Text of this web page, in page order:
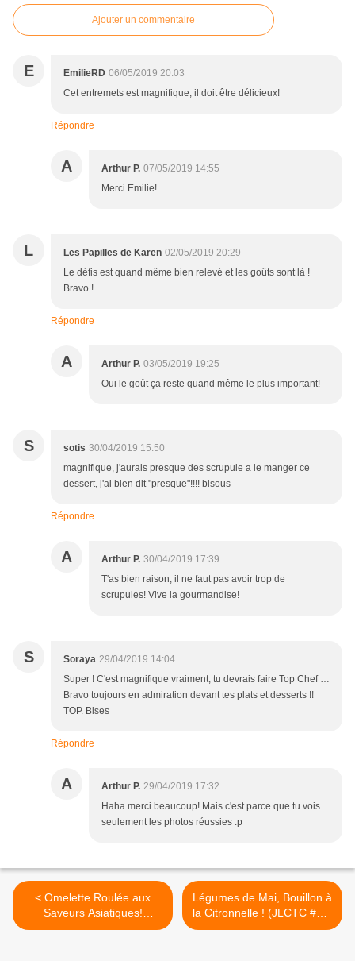
Ajouter un commentaire
E EmilieRD 06/05/2019 20:03
Cet entremets est magnifique, il doit être délicieux!
Répondre
A Arthur P. 07/05/2019 14:55
Merci Emilie!
L Les Papilles de Karen 02/05/2019 20:29
Le défis est quand même bien relevé et les goûts sont là !
Bravo !
Répondre
A Arthur P. 03/05/2019 19:25
Oui le goût ça reste quand même le plus important!
S sotis 30/04/2019 15:50
magnifique, j'aurais presque des scrupule a le manger ce
dessert, j'ai bien dit "presque"!!!! bisous
Répondre
A Arthur P. 30/04/2019 17:39
T'as bien raison, il ne faut pas avoir trop de
scrupules! Vive la gourmandise!
S Soraya 29/04/2019 14:04
Super ! C'est magnifique vraiment, tu devrais faire Top Chef …
Bravo toujours en admiration devant tes plats et desserts !!
TOP. Bises
Répondre
A Arthur P. 29/04/2019 17:32
Haha merci beaucoup! Mais c'est parce que tu vois
seulement les photos réussies :p
< Omelette Roulée aux
Saveurs Asiatiques!
(JLCTC#9)
Légumes de Mai, Bouillon à
la Citronnelle ! (JLCTC #11)
>